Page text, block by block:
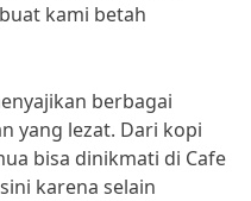
kami betah
berbagai
yang lezat. Dari kopi
bisa dinikmati di Cafe
karena selain